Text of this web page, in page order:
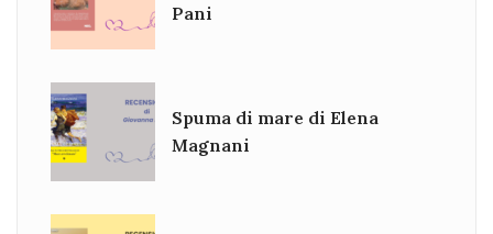
Pani
Spuma di mare di Elena
Magnani